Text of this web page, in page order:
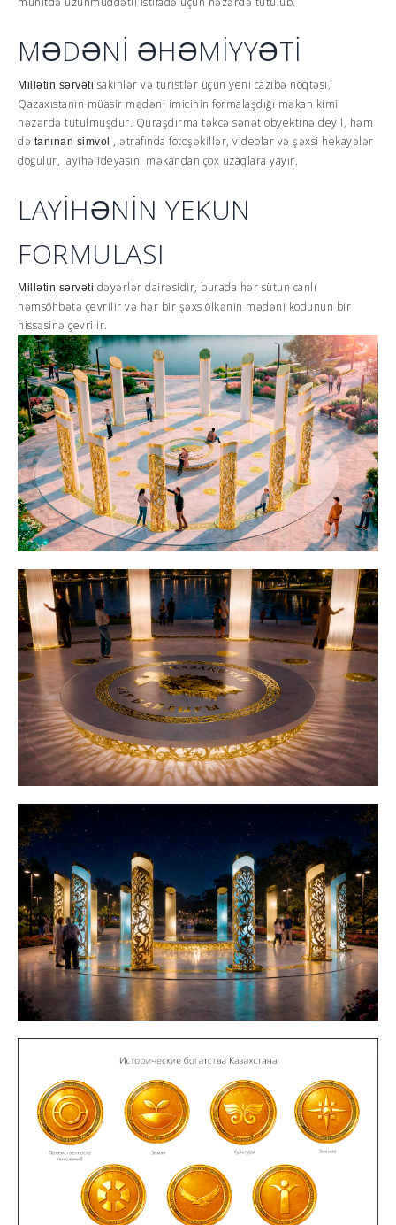
MƏDƏNİ ƏHƏMİYYƏTİ
Millətin sərvəti sakinlər və turistlər üçün yeni cazibə nöqtəsi,
Qazaxıstanın müasir mədəni imicinin formalaşdığı məkan kimi
nəzərdə tutulmuşdur. Quraşdırma təkcə sənət obyektinə deyil, həm
də tanınan simvol , ətrafında fotoşəkillər, videolar və şəxsi hekayələr
doğulur, layihə ideyasını məkandan çox uzaqlara yayır.
LAYİHƏNİN YEKUN
FORMULASI
Millətin sərvəti dəyərlər dairəsidir, burada hər sütun canlı
həmsöhbətə çevrilir və hər bir şəxs ölkənin mədəni kodunun bir
hissəsinə çevrilir.